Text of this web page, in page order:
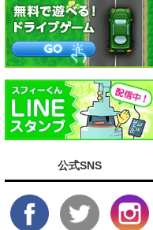
公式SNS